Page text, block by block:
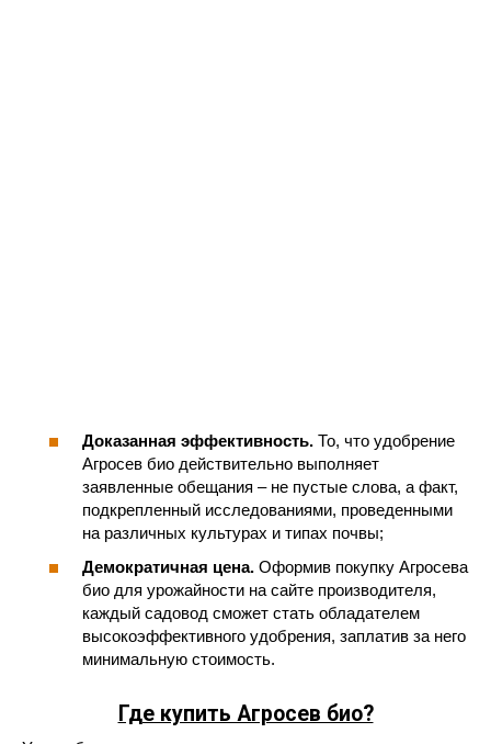
Доказанная эффективность. То, что удобрение
Агросев био действительно выполняет
заявленные обещания – не пустые слова, а факт,
подкрепленный исследованиями, проведенными
на различных культурах и типах почвы;
Демократичная цена. Оформив покупку Агросева
био для урожайности на сайте производителя,
каждый садовод сможет стать обладателем
высокоэффективного удобрения, заплатив за него
минимальную стоимость.
Где купить Агросев био?